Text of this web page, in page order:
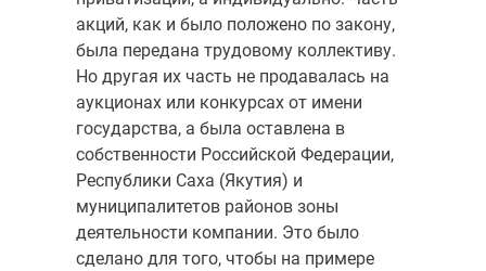
акций, как и было положено по закону,
была передана трудовому коллективу.
Но другая их часть не продавалась на
аукционах или конкурсах от имени
государства, а была оставлена в
собственности Российской Федерации,
Республики Саха (Якутия) и
муниципалитетов районов зоны
деятельности компании. Это было
сделано для того, чтобы на примере